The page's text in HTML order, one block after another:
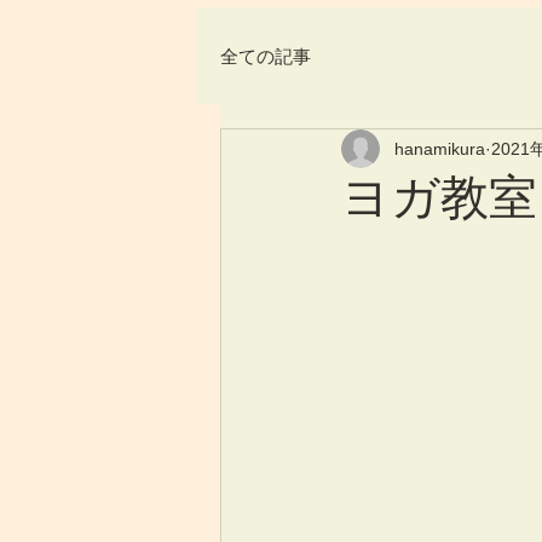
全ての記事
ヨガ教
hanamikura 2021